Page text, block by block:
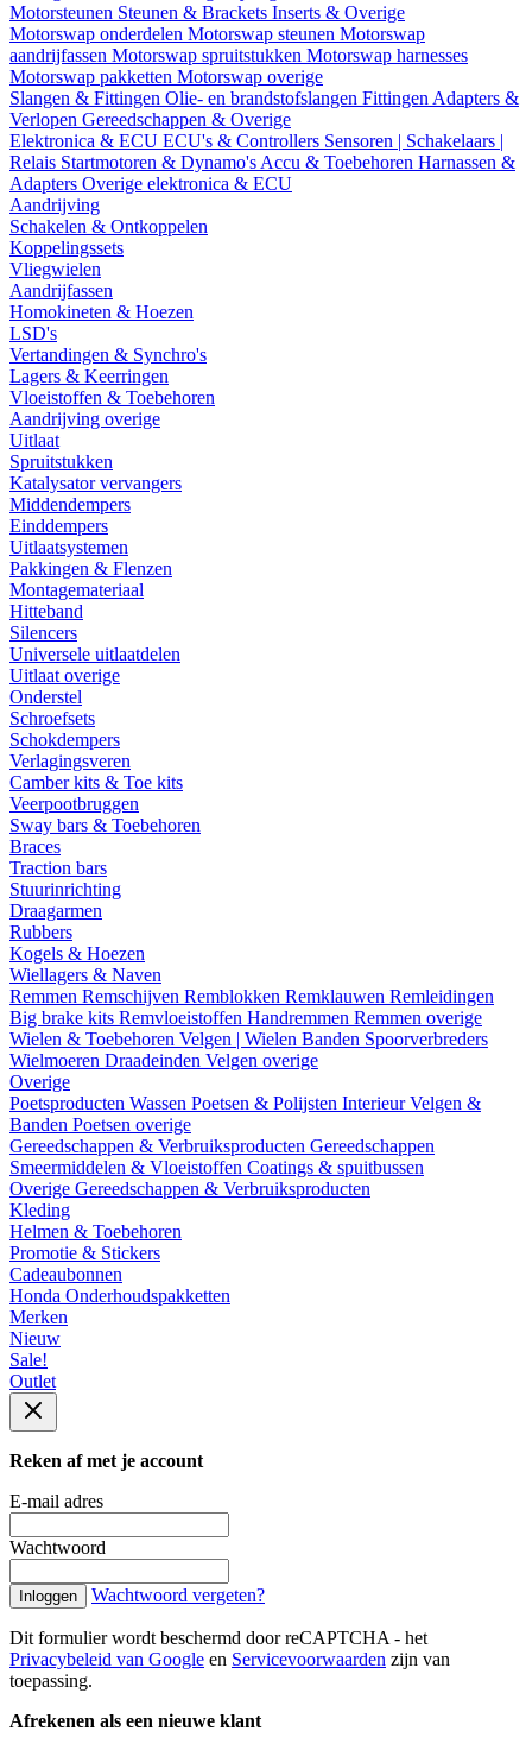
Motorsteunen Steunen & Brackets Inserts & Overige
Motorswap onderdelen Motorswap steunen Motorswap
aandrijfassen Motorswap spruitstukken Motorswap harnesses
Motorswap pakketten Motorswap overige
Slangen & Fittingen Olie- en brandstofslangen Fittingen Adapters &
Verlopen Gereedschappen & Overige
Elektronica & ECU ECU's & Controllers Sensoren | Schakelaars |
Relais Startmotoren & Dynamo's Accu & Toebehoren Harnassen &
Adapters Overige elektronica & ECU
Aandrijving
Schakelen & Ontkoppelen
Koppelingssets
Vliegwielen
Aandrijfassen
Homokineten & Hoezen
LSD's
Vertandingen & Synchro's
Lagers & Keerringen
Vloeistoffen & Toebehoren
Aandrijving overige
Uitlaat
Spruitstukken
Katalysator vervangers
Middendempers
Einddempers
Uitlaatsystemen
Pakkingen & Flenzen
Montagemateriaal
Hitteband
Silencers
Universele uitlaatdelen
Uitlaat overige
Onderstel
Schroefsets
Schokdempers
Verlagingsveren
Camber kits & Toe kits
Veerpootbruggen
Sway bars & Toebehoren
Braces
Traction bars
Stuurinrichting
Draagarmen
Rubbers
Kogels & Hoezen
Wiellagers & Naven
Remmen Remschijven Remblokken Remklauwen Remleidingen
Big brake kits Remvloeistoffen Handremmen Remmen overige
Wielen & Toebehoren Velgen | Wielen Banden Spoorverbreders
Wielmoeren Draadeinden Velgen overige
Overige
Poetsproducten Wassen Poetsen & Polijsten InterieurVelgen &
Banden Poetsen overige
Gereedschappen & Verbruiksproducten Gereedschappen
Smeermiddelen & Vloeistoffen Coatings & spuitbussen
Overige Gereedschappen & Verbruiksproducten
Kleding
Helmen & Toebehoren
Promotie & Stickers
Cadeaubonnen
Honda Onderhoudspakketten
Merken
Nieuw
Sale!
Outlet
Reken af met je account
E-mail adres
Wachtwoord
Inloggen Wachtwoord vergeten?
Dit formulier wordt beschermd door reCAPTCHA - het
Privacybeleid van Google en Servicevoorwaarden zijn van
toepassing.
Afrekenen als een nieuwe klant